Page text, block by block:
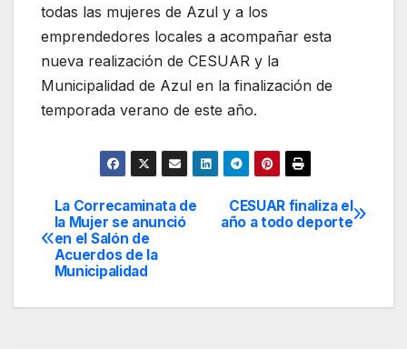
todas las mujeres de Azul y a los
emprendedores locales a acompañar esta
nueva realización de CESUAR y la
Municipalidad de Azul en la finalización de
temporada verano de este año.
Navegación
de
entradas
CESUAR finaliza el
año a todo deporte
La Correcaminata de
la Mujer se anunció
en el Salón de
Acuerdos de la
Municipalidad